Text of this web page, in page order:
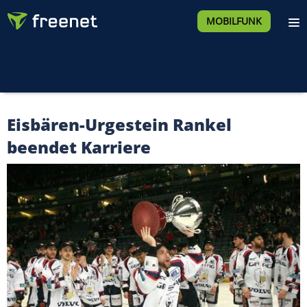
MOBILFUNK
Eisbären-Urgestein Rankel
beendet Karriere